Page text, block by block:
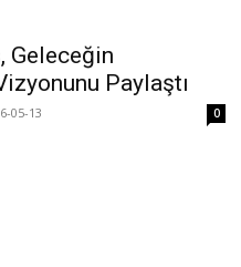
Geleceğin
Paylaştı
05-13 0